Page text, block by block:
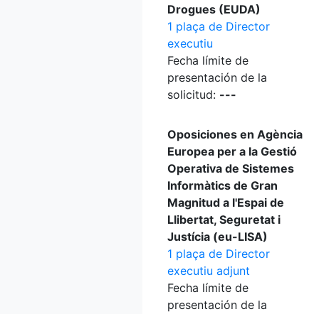
Drogues (EUDA)
1 plaça de Director
executiu
Fecha límite de
presentación de la
solicitud: ---
Oposiciones en Agència
Europea per a la Gestió
Operativa de Sistemes
Informàtics de Gran
Magnitud a l'Espai de
Llibertat, Seguretat i
Justícia (eu-LISA)
1 plaça de Director
executiu adjunt
Fecha límite de
presentación de la